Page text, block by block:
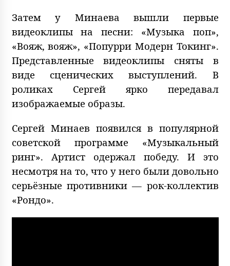
Затем у Минаева вышли первые
видеоклипы на песни: «Музыка поп»,
«Вояж, вояж», «Попурри Модерн Токинг».
Представленные видеоклипы сняты в
виде сценических выступлений. В
роликах Сергей ярко передавал
изображаемые образы.
Сергей Минаев появился в популярной
советской программе «Музыкальный
ринг». Артист одержал победу. И это
несмотря на то, что у него были довольно
серьёзные противники — рок-коллектив
«Рондо».